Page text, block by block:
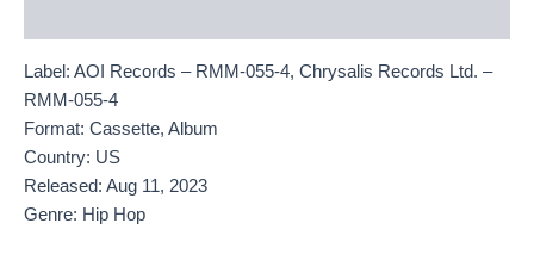
Label: AOI Records – RMM-055-4, Chrysalis Records Ltd. –
RMM-055-4
Format: Cassette, Album
Country: US
Released: Aug 11, 2023
Genre: Hip Hop